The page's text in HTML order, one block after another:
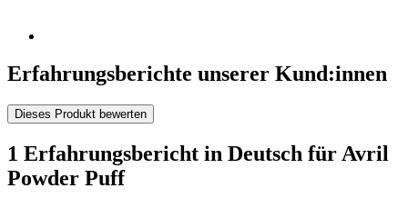
Erfahrungsberichte unserer Kund:innen
Dieses Produkt bewerten
1 Erfahrungsbericht in Deutsch für Avril
Powder Puff